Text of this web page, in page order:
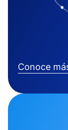
Conoce